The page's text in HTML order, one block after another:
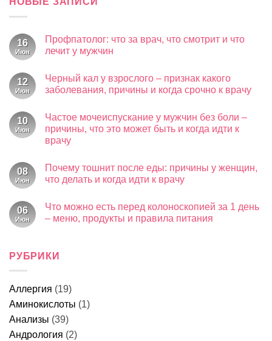
16
Июн
Профпатолог: что за врач, что смотрит и что
лечит у мужчин
записи
Профпатолог:
что
что
смотрит
и
что
мужчин
12
Июн
Черный кал у взрослого – признак какого
заболевания, причины и когда срочно к врачу
записи
Черный
кал
у
признак
какого
заболевания,
когда
срочно
к
10
Июн
Частое мочеиспускание у мужчин без боли –
причины, что это может быть и когда идти к
врачу
записи
Частое
мочеиспускание
без
боли
может
идти
к
врачу
08
Июн
Почему тошнит после еды: причины у женщин,
что делать и когда идти к врачу
записи
Почему
тошнит
у
и
когда
идти
к
врачу
06
Июн
Что можно есть перед колоноскопией за 1 день
– меню, продукты и правила питания
Что
можно
колоноскопией
за
1
день
меню,
продукты
РУБРИКИ
Аллергия (19)
Аминокислоты (1)
Анализы (39)
Андрология (2)